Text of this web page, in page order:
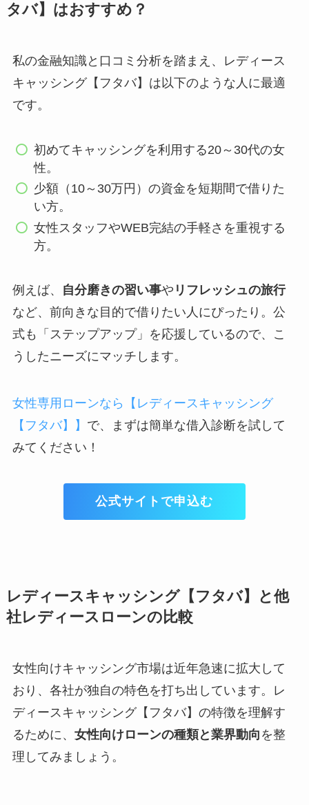
タバ】はおすすめ？
私の金融知識と口コミ分析を踏まえ、レディース
キャッシング【フタバ】は以下のような人に最適
です。
初めてキャッシングを利用する20～30代の女
性。
少額（10～30万円）の資金を短期間で借りた
い方。
女性スタッフやWEB完結の手軽さを重視する
方。
例えば、 自分磨きの習い事や リフレッシュの旅行
など、前向きな目的で借りたい人にぴったり。公
式も「ステップアップ」を応援しているので、こ
うしたニーズにマッチします。
女性専用ローンなら【レディースキャッシング
【フタバ】】 で、まずは簡単な借入診断を試して
みてください！
公式サイトで申込む
レディースキャッシング【フタバ】と他
社レディースローンの比較
女性向けキャッシング市場は近年急速に拡大して
おり、各社が独自の特色を打ち出しています。レ
ディースキャッシング【フタバ】の特徴を理解す
るために、 女性向けローンの種類と業界動向 を整
理してみましょう。